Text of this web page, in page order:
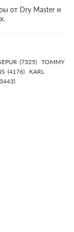
от Dry Master и
(7325) TOMMY
(4176)
KARL